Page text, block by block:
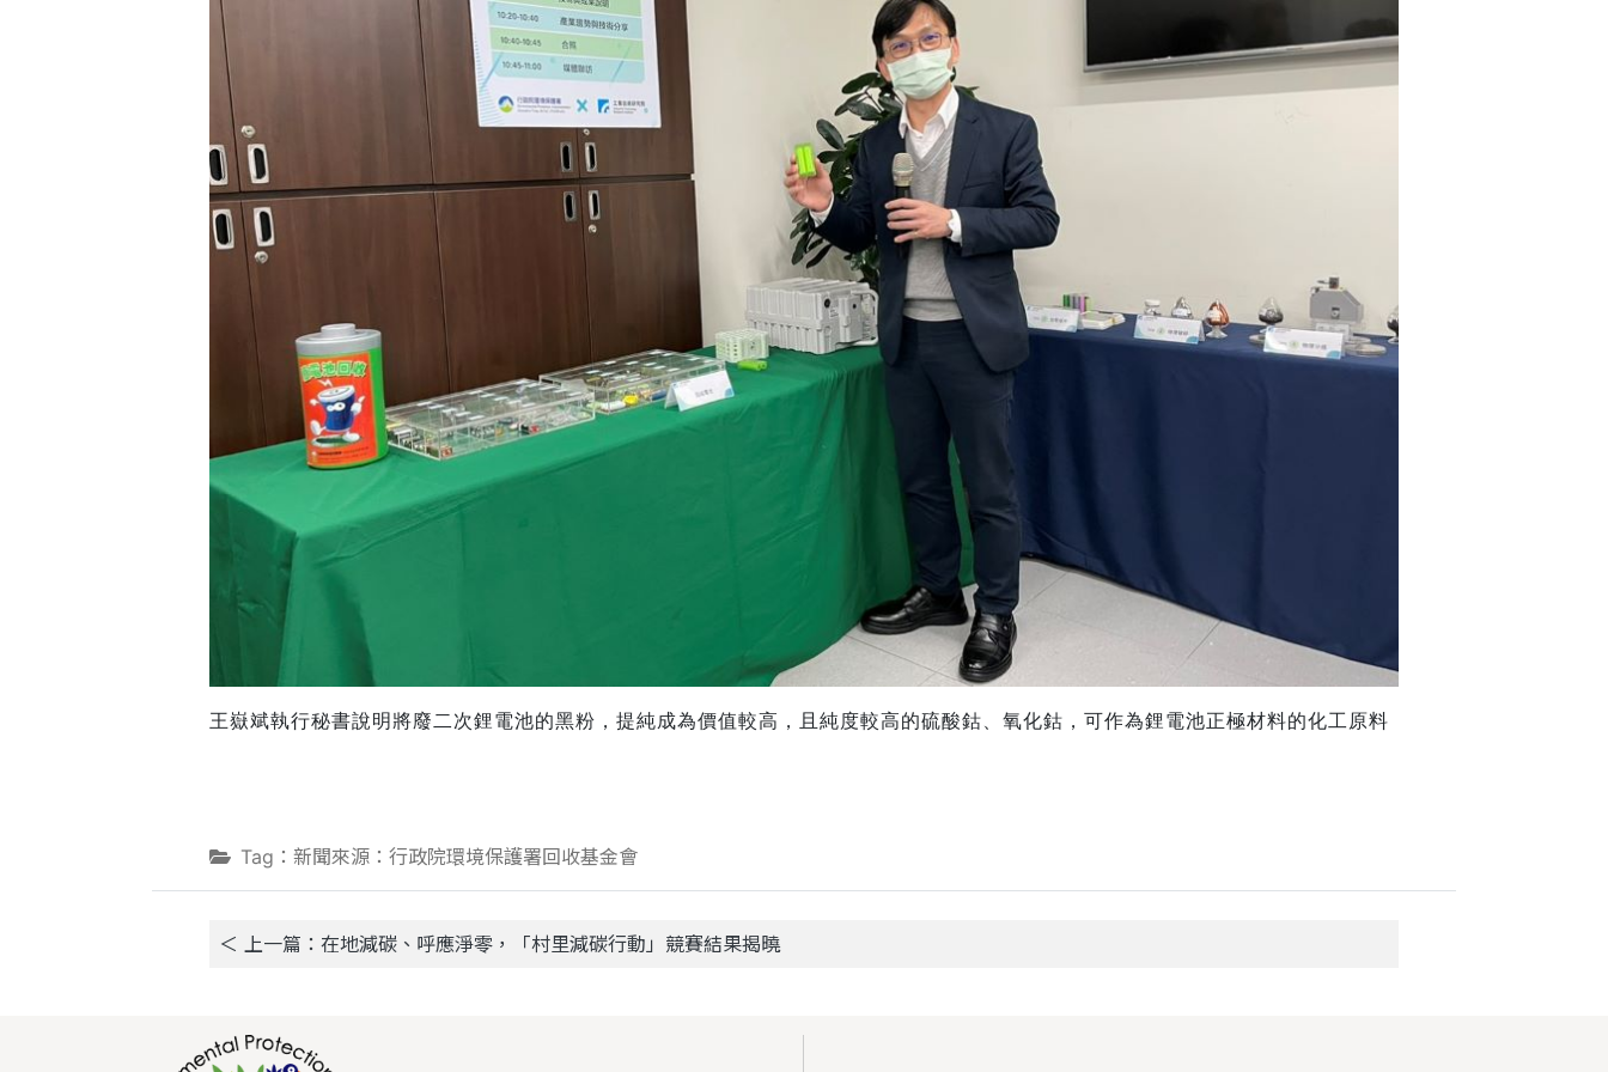
王嶽斌執行秘書說明將廢二次鋰電池的黑粉，提純成為價值較高，且純度較高的硫酸鈷、氧化鈷，可作為鋰電池正極材料的化工原料
Tag：新聞來源：行政院環境保護署回收基金會
＜ 上一篇：在地減碳、呼應淨零，「村里減碳行動」競賽結果揭曉